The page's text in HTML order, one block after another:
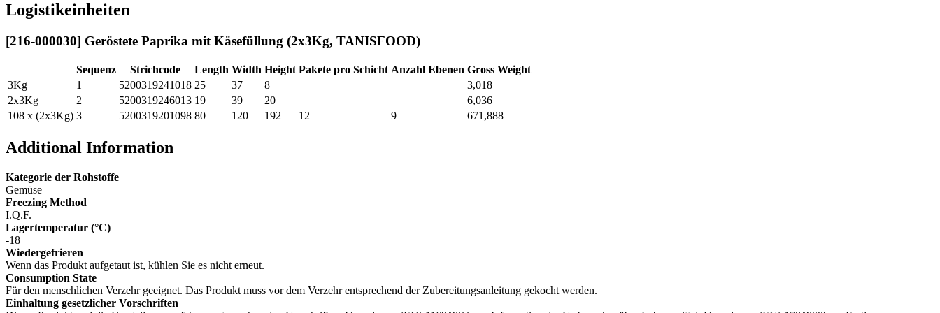
Logistikeinheiten
[216-000030] Geröstete Paprika mit Käsefüllung (2x3Kg, TANISFOOD)
Sequenz Strichcode Length Width Height Pakete pro Schicht Anzahl Ebenen Gross Weight
3Kg
1 5200319241018 25 37 8
3,018
2x3Kg
2 5200319246013 19 39 20
6,036
108 x (2x3Kg) 3 5200319201098 80 120 192 12 9 671,888
Additional Information
Kategorie der Rohstoffe
Gemüse
Freezing Method
I.Q.F.
Lagertemperatur (°C)
- 18
Wiedergefrieren
Wenn das Produkt aufgetaut ist, kühlen Sie es nicht erneut.
Consumption State
Für den menschlichen Verzehr geeignet. Das Produkt muss vor dem Verzehr entsprechend der Zubereitungsanleitung gekocht werden.
Einhaltung gesetzlicher Vorschriften